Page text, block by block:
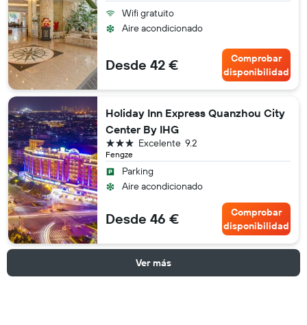
Wifi gratuito
Aire acondicionado
Desde 42 €
Comprobar
disponibilidad
Holiday Inn Express Quanzhou City
Center By IHG
Fengze
9.2
Excelente
3 estrellas
Parking
Aire acondicionado
Desde 46 €
Comprobar
disponibilidad
Ver más